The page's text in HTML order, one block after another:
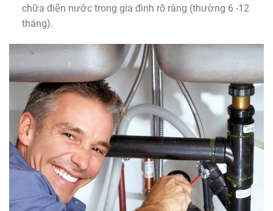
chữa điện nước trong gia đình rõ ràng (thường 6 -12
tháng).